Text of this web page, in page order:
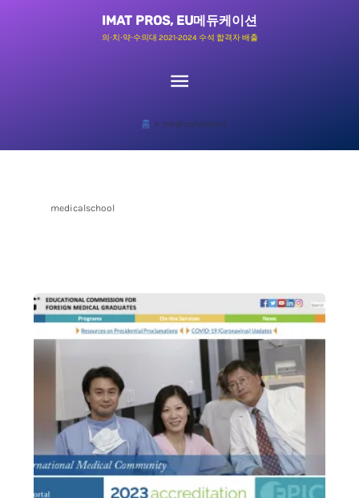
IMAT PROS, EU메듀케이션
의∙치∙약∙수의대 2021-2024 수석 합격자 배출
메
뉴
홈 medicalschool
medicalschool